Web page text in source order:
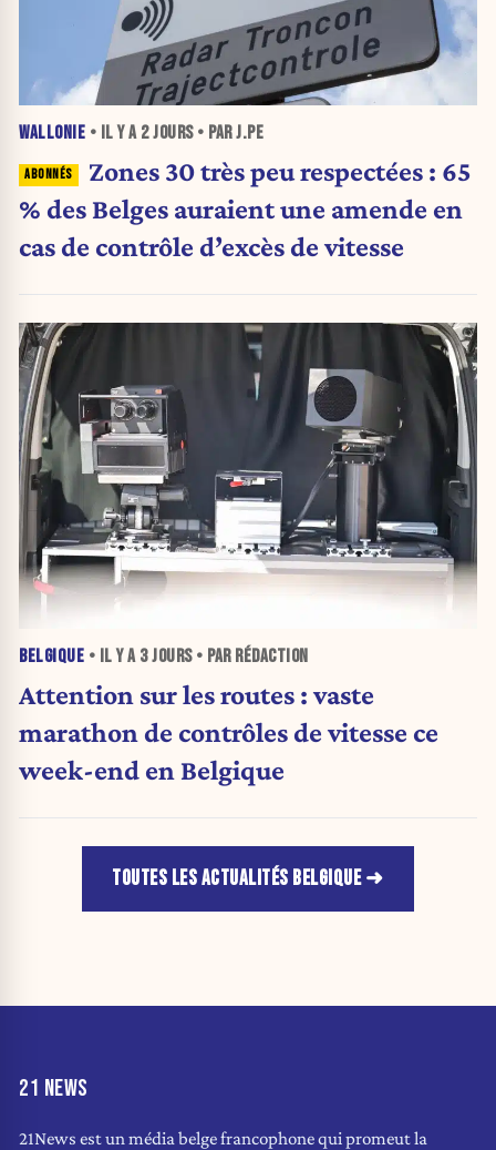
WALLONIE • IL Y A 2 JOURS• PAR J.PE
Zones 30 très peu respectées : 65
% des Belges auraient une amende en
cas de contrôle d’excès de vitesse
BELGIQUE • IL Y A 3 JOURS• PAR RÉDACTION
Attention sur les routes : vaste
marathon de contrôles de vitesse ce
week-end en Belgique
TOUTES LES ACTUALITÉS BELGIQUE
21 NEWS
21News est un média belge francophone qui promeut la